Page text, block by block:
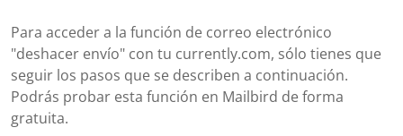
Para acceder a la función de correo electrónico
"deshacer envío" con tu currently.com, sólo tienes que
seguir los pasos que se describen a continuación.
Podrás probar esta función en Mailbird de forma
gratuita.